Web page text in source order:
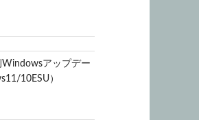
アップデー
10ESU）